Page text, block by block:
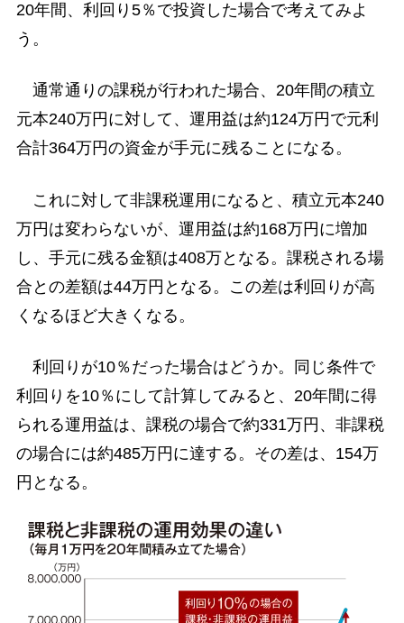
20年間、利回り5％で投資した場合で考えてみよ
う。
通常通りの課税が行われた場合、20年間の積立
元本240万円に対して、運用益は約124万円で元利
合計364万円の資金が手元に残ることになる。
これに対して非課税運用になると、積立元本240
万円は変わらないが、運用益は約168万円に増加
し、手元に残る金額は408万となる。課税される場
合との差額は44万円となる。この差は利回りが高
くなるほど大きくなる。
利回りが10％だった場合はどうか。同じ条件で
利回りを10％にして計算してみると、20年間に得
られる運用益は、課税の場合で約331万円、非課税
の場合には約485万円に達する。その差は、154万
円となる。